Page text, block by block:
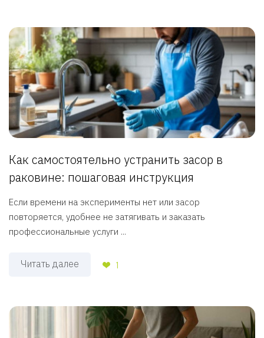
Как самостоятельно устранить засор в
раковине: пошаговая инструкция
Если времени на эксперименты нет или засор
повторяется, удобнее не затягивать и заказать
профессиональные услуги ...
Читать далее 1